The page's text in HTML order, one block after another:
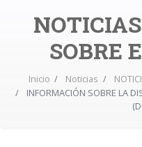
SOBRE
Inicio Noticias
INFORMACIÓN SOBRE LA